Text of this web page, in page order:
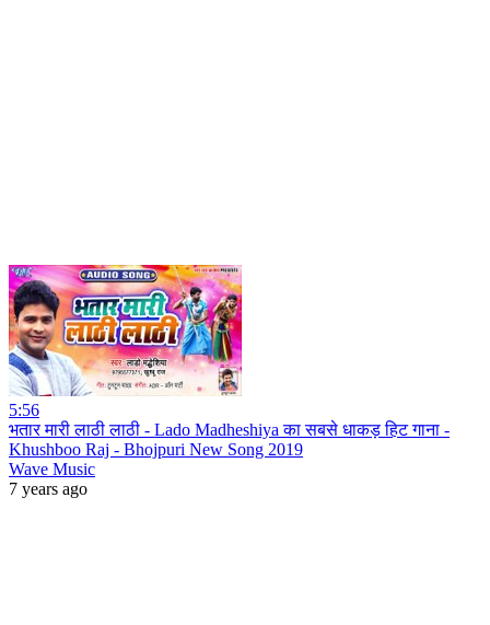
5:56
भतार मारी लाठी लाठी - Lado Madheshiya का सबसे धाकड़ हिट गाना -
Khushboo Raj - Bhojpuri New Song 2019
Wave Music
7 years ago